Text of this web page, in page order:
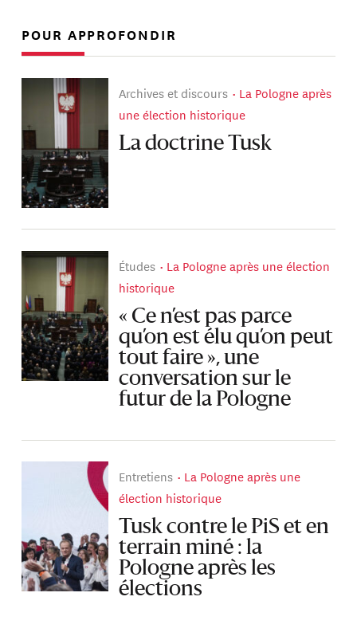
POUR APPROFONDIR
Archives et discours
La Pologne après
une élection historique
La doctrine Tusk
Études
La Pologne après une élection
historique
« Ce n’est pas parce
qu’on est élu qu’on peut
tout faire », une
conversation sur le
futur de la Pologne
Entretiens
La Pologne après une
élection historique
Tusk contre le PiS et en
terrain miné : la
Pologne après les
élections